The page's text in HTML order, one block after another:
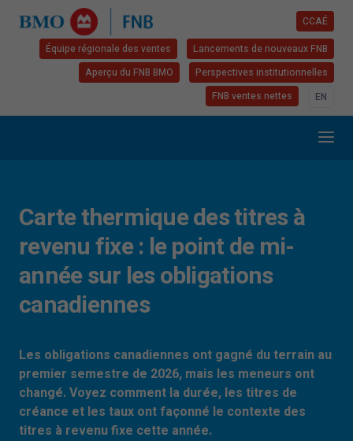
CCAÉ
Équipe régionale des ventes
Lancements de nouveaux FNB
Aperçu du FNB BMO
Perspectives institutionnelles
FNB ventes nettes
EN
Carte thermique des titres à
revenu fixe : le point de mi-
année sur les obligations
canadiennes
Les obligations canadiennes ont gagné du terrain au
premier semestre de 2026, mais les meneurs ont
changé. Voyez comment la durée, les titres de
créance et les taux ont façonné le contexte des
titres à revenu fixe cette année.